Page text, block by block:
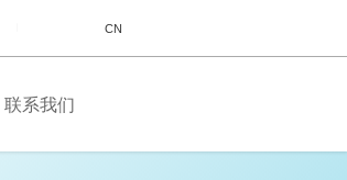
CN
联系我们